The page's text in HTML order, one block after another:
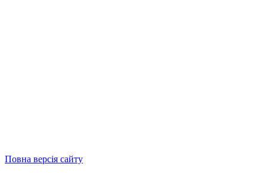
Повна версія сайту